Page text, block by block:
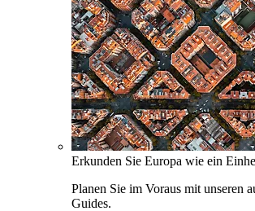
Erkunden Sie Europa wie ein
Planen Sie im Voraus mit unseren
Guides.